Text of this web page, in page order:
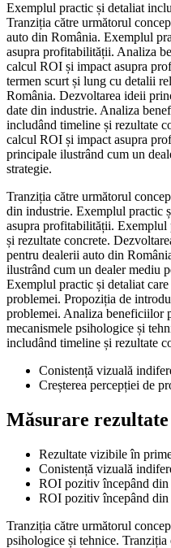
Exemplul practic și detaliat
Tranziția către următorul
auto din România. Exemplul
asupra profitabilității. Analiza
calcul ROI și impact asupra
termen scurt și lung cu detalii
România. Dezvoltarea ideii
date din industrie. Analiza
includând timeline și rezultate
calcul ROI și impact asupra
principale ilustrând cum un
strategie.
Tranziția către următorul
din industrie. Exemplul practic
asupra profitabilității.
și rezultate concrete.
pentru dealerii auto din
ilustrând cum un dealer mediu
Exemplul practic și detaliat
problemei. Propoziția de
problemei. Analiza beneficiilor
mecanismele psihologice și
includând timeline și rezultate
Conistență vizuală
Creșterea percepției de
Măsurare rezultate
Rezultate vizibile în
Conistență vizuală
ROI pozitiv începând din
ROI pozitiv începând din
Tranziția către următorul
psihologice și tehnice.